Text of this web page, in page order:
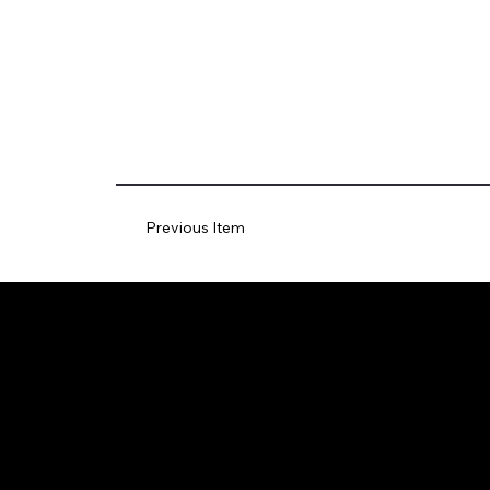
Previous Item